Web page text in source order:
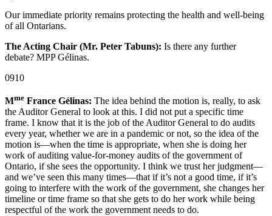
Our immediate priority remains protecting the health and well-being
of all Ontarians.
The Acting Chair (Mr. Peter Tabuns): Is there any further
debate? MPP Gélinas.
0910
Mme France Gélinas: The idea behind the motion is, really, to ask
the Auditor General to look at this. I did not put a specific time
frame. I know that it is the job of the Auditor General to do audits
every year, whether we are in a pandemic or not, so the idea of the
motion is—when the time is appropriate, when she is doing her
work of auditing value-for-money audits of the government of
Ontario, if she sees the opportunity. I think we trust her judgment—
and we’ve seen this many times—that if it’s not a good time, if it’s
going to interfere with the work of the government, she changes her
timeline or time frame so that she gets to do her work while being
respectful of the work the government needs to do.